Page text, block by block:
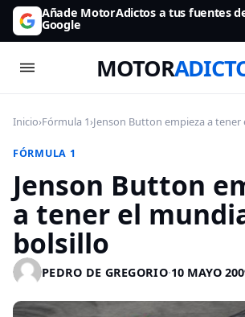
Añade MotorAdictos a tus fuentes
Google
MOTOR
Inicio›Fórmula 1›Jenson Button empieza a tener
FÓRMULA 1
Jenson Button
a tener el
bolsillo
PEDRO DE GREGORIO·10 MAYO